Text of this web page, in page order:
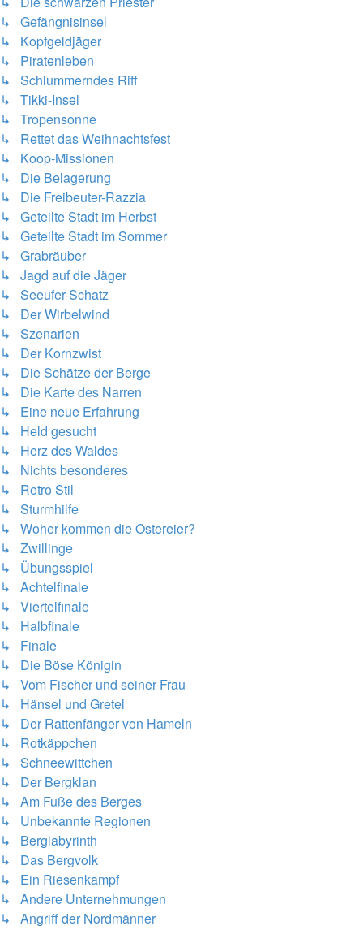
↳ Gefängnisinsel
↳ Kopfgeldjäger
↳ Piratenleben
↳ Schlummerndes Riff
↳ Tikki-Insel
↳ Tropensonne
↳ Rettet das Weihnachtsfest
↳ Koop-Missionen
↳ Die Belagerung
↳ Die Freibeuter-Razzia
↳ Geteilte Stadt im Herbst
↳ Geteilte Stadt im Sommer
↳ Grabräuber
↳ Jagd auf die Jäger
↳ Seeufer-Schatz
↳ Der Wirbelwind
↳ Szenarien
↳ Der Kornzwist
↳ Die Schätze der Berge
↳ Die Karte des Narren
↳ Eine neue Erfahrung
↳ Held gesucht
↳ Herz des Waldes
↳ Nichts besonderes
↳ Retro Stil
↳ Sturmhilfe
↳ Woher kommen die Ostereier?
↳ Zwillinge
↳ Übungsspiel
↳ Achtelfinale
↳ Viertelfinale
↳ Halbfinale
↳ Finale
↳ Die Böse Königin
↳ Vom Fischer und seiner Frau
↳ Hänsel und Gretel
↳ Der Rattenfänger von Hameln
↳ Rotkäppchen
↳ Schneewittchen
↳ Der Bergklan
↳ Am Fuße des Berges
↳ Unbekannte Regionen
↳ Berglabyrinth
↳ Das Bergvolk
↳ Ein Riesenkampf
↳ Andere Unternehmungen
↳ Angriff der Nordmänner